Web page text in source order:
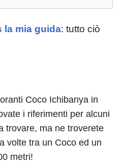
la mia guida: tutto ciò
Coco Ichibanya in
i riferimenti per alcuni
trovare, ma ne troverete
volte tra un Coco ed un
metri!